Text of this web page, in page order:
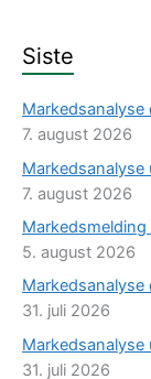
Siste
7. august 2026
Markedsanalyse
7. august 2026
5. august 2026
Markedsanalyse
31. juli 2026
Markedsanalyse
31. juli 2026